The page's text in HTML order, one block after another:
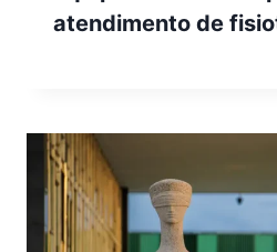
atendimento de